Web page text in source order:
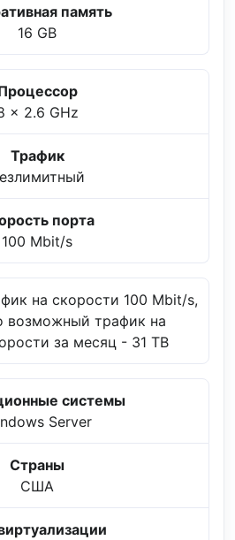
память
16 GB
x 2.6 GHz
Трафик
порта
100 Mbit/s
на скорости 100 Mbit/s,
возможный трафик на
за месяц - 31 TB
системы
Server
Страны
США